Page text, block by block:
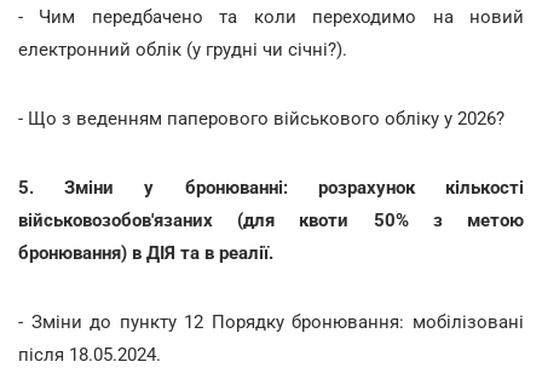
- Чим передбачено та коли переходимо на новий
електронний облік (у грудні чи січні?).
- Що з веденням паперового військового обліку у 2026?
5. Зміни у бронюванні: розрахунок кількості
військовозобов'язаних (для квоти 50% з метою
бронювання) в ДІЯ та в реалії.
- Зміни до пункту 12 Порядку бронювання: мобілізовані
після 18.05.2024.